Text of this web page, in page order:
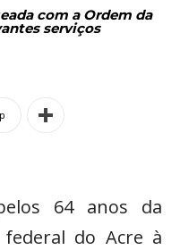
com a Ordem da
serviços
64 anos da
do Acre à